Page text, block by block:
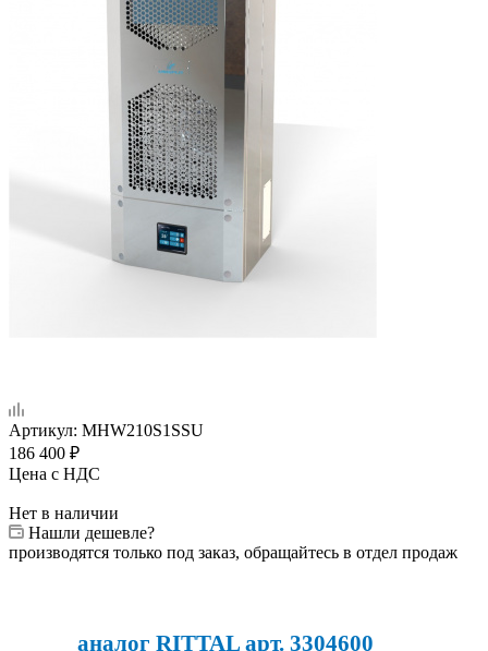
Артикул: MHW210S1SSU
186 400 ₽
Цена с НДС
Нет в наличии
Нашли дешевле?
производятся только под заказ, обращайтесь в отдел продаж
аналог RITTAL арт. 3304600